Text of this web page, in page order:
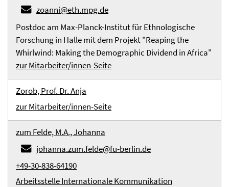
zoanni@eth.mpg.de
Postdoc am Max-Planck-Institut für Ethnologische
Forschung in Halle mit dem Projekt "Reaping the
Whirlwind: Making the Demographic Dividend in Africa"
zur Mitarbeiter/innen-Seite
Zorob, Prof. Dr. Anja
zur Mitarbeiter/innen-Seite
zum Felde, M.A., Johanna
johanna.zum.felde@fu-berlin.de
+49-30-838-64190
Arbeitsstelle Internationale Kommunikation